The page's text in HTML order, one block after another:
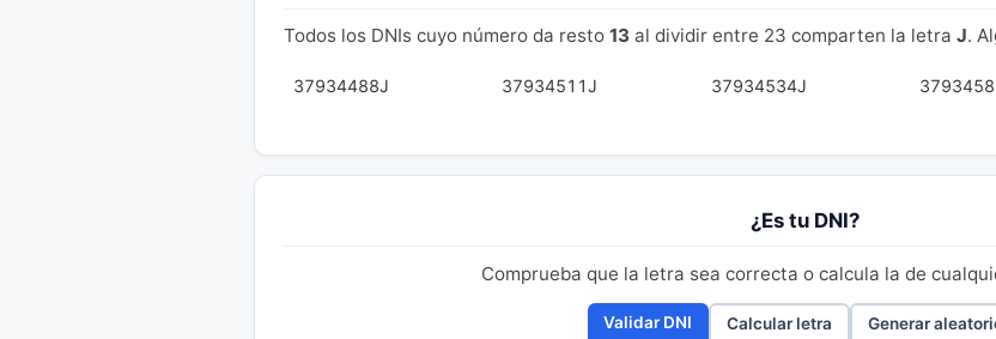
Todos los DNIs cuyo número da resto 13 al dividir entre 23 comparten la letra J.
37934488J 37934511J 37934534J
¿Es tu DNI?
Comprueba que la letra sea correcta o calcula la de
Validar DNI Calcular letra Generar